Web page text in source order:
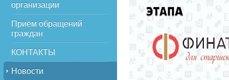
организации
Приём обращений
граждан
КОНТАКТЫ
Новости